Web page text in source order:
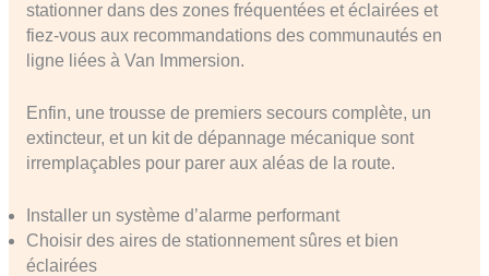
stationner dans des zones fréquentées et éclairées et
fiez-vous aux recommandations des communautés en
ligne liées à Van Immersion.
Enfin, une trousse de premiers secours complète, un
extincteur, et un kit de dépannage mécanique sont
irremplaçables pour parer aux aléas de la route.
Installer un système d’alarme performant
Choisir des aires de stationnement sûres et bien
éclairées